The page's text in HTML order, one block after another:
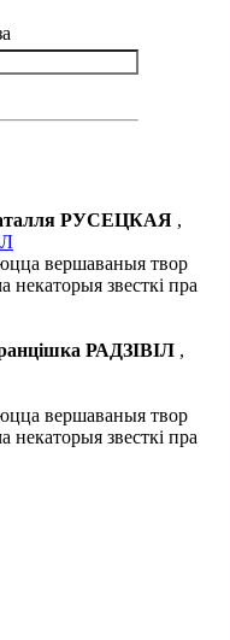
РУСЕЦКАЯ ,
вершаваныя твор
некаторыя звесткі пра
РАДЗІВІЛ ,
вершаваныя твор
некаторыя звесткі пра